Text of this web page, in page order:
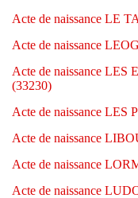
Acte de naissance LE
Acte de naissance
Acte de naissance
(33230)
Acte de naissance LES
Acte de naissance
Acte de naissance
Acte de naissance